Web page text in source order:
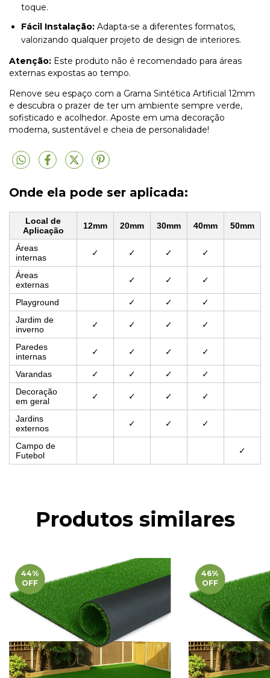
toque.
Fácil Instalação: Adapta-se a diferentes formatos,
valorizando qualquer projeto de design de interiores.
Atenção: Este produto não é recomendado para áreas
externas expostas ao tempo.
Renove seu espaço com a Grama Sintética Artificial 12mm
e descubra o prazer de ter um ambiente sempre verde,
sofisticado e acolhedor. Aposte em uma decoração
moderna, sustentável e cheia de personalidade!
Onde ela pode ser aplicada:
Local de
Aplicação
12mm 20mm 30mm 40mm 50mm
Áreas
internas
✓ ✓ ✓ ✓
Áreas
externas
✓ ✓ ✓
Playground ✓ ✓
✓
Jardim de
inverno
✓ ✓ ✓ ✓
Paredes
internas
✓ ✓ ✓ ✓
Varandas ✓ ✓ ✓
✓
Decoração
em geral
✓ ✓ ✓ ✓
Jardins
externos
✓ ✓ ✓
Campo de
Futebol
✓
Produtos similares
44%
OFF
46%
OFF